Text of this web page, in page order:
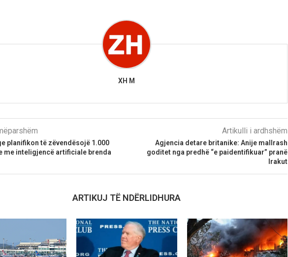
XH M
planifikon të zëvendësojë 1.000
me inteligjencë artificiale brenda
Artikulli i ardhshëm
Agjencia detare britanike: Anije mallrash
goditet nga predhë “e paidentifikuar” pranë
Irakut
ARTIKUJ TË NDËRLIDHURA